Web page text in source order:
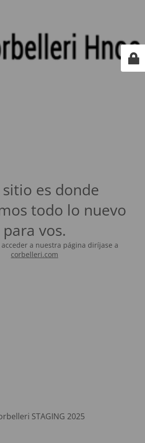
sitio es donde
todo lo nuevo
para vos.
a nuestra página diríjase a
corbelleri.com
STAGING 2025